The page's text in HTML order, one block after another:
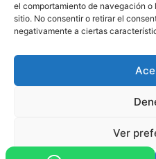
el comportamiento de navegación
sitio. No consentir o retirar el
negativamente a ciertas
Ver
Sobre nosotros
Puntos y recompensas
Cookies
Pago seguro: Tarjeta de Crédito / Débito